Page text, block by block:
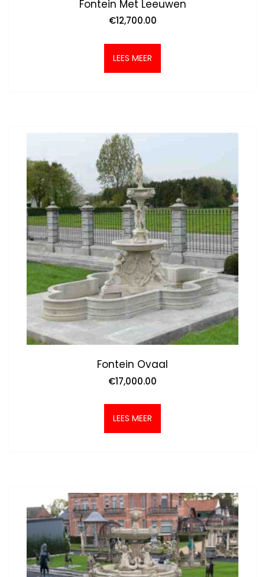
Fontein Met Leeuwen
€12,700.00
LEES MEER
Fontein Ovaal
€17,000.00
LEES MEER